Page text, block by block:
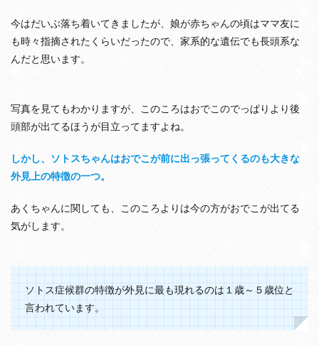
今はだいぶ落ち着いてきましたが、娘が赤ちゃんの頃はママ友に
も時々指摘されたくらいだったので、家系的な遺伝でも長頭系な
んだと思います。
写真を見てもわかりますが、このころはおでこのでっぱりより後
頭部が出てるほうが目立ってますよね。
しかし、ソトスちゃんはおでこが前に出っ張ってくるのも大きな
外見上の特徴の一つ。
あくちゃんに関しても、このころよりは今の方がおでこが出てる
気がします。
ソトス症候群の特徴が外見に最も現れるのは１歳～５歳位と
言われています。